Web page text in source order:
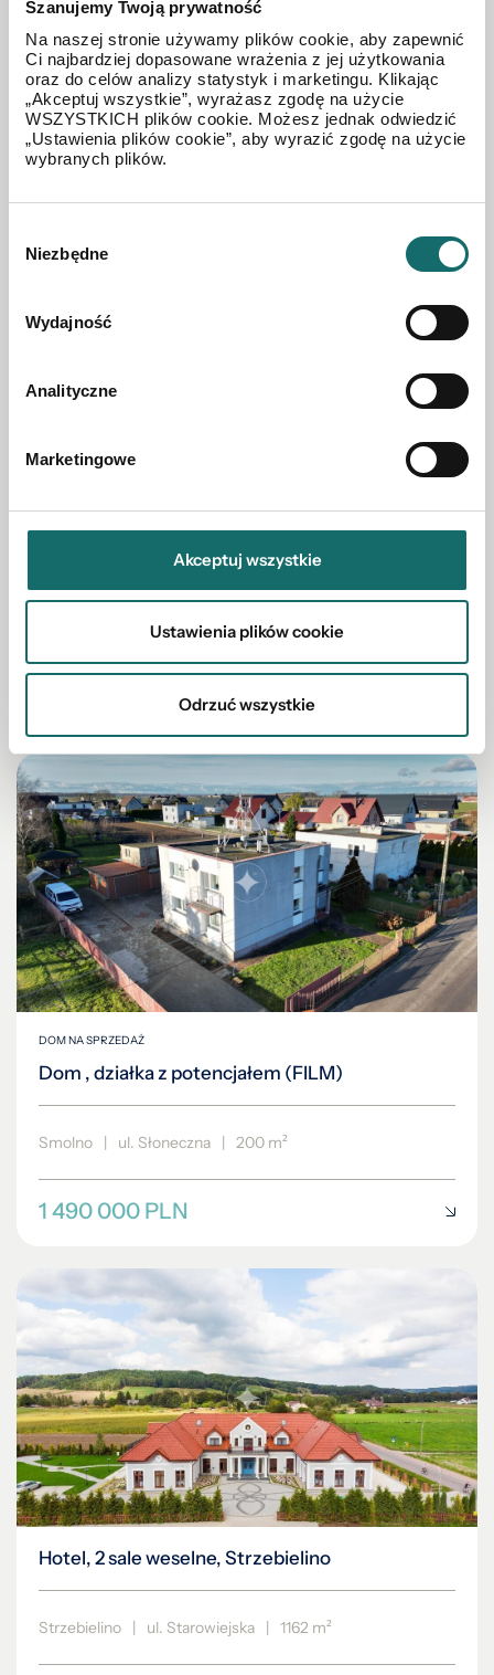
Szanujemy Twoją prywatność
Na naszej stronie używamy plików cookie, aby zapewnić
Ci najbardziej dopasowane wrażenia z jej użytkowania
oraz do celów analizy statystyk i marketingu. Klikając
„Akceptuj wszystkie”, wyrażasz zgodę na użycie
WSZYSTKICH plików cookie. Możesz jednak odwiedzić
„Ustawienia plików cookie”, aby wyrazić zgodę na użycie
wybranych plików.
zgody
Niezbędne
Wydajność
Analityczne
Marketingowe
Akceptuj wszystkie
Ustawienia plików cookie
Odrzuć wszystkie
Kawalerka w doskonałej lokalizacji
ul. Obwodowa | 29.9 m² piętro 1/4
DOM NA SPRZEDAŻ
Dom , działka z potencjałem (FILM)
Smolno ul. Słoneczna 200 m²
1 490 000 PLN
Hotel, 2 sale weselne, Strzebielino
Strzebielino | ul. Starowiejska | 1162 m²